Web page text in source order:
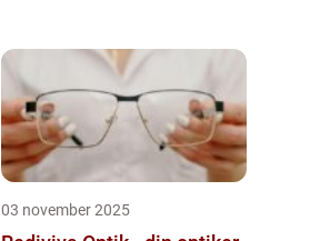
03 november 2025